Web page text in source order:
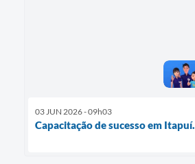
03 JUN 2026 - 09h03
Capacitação de sucesso em Itapuí.